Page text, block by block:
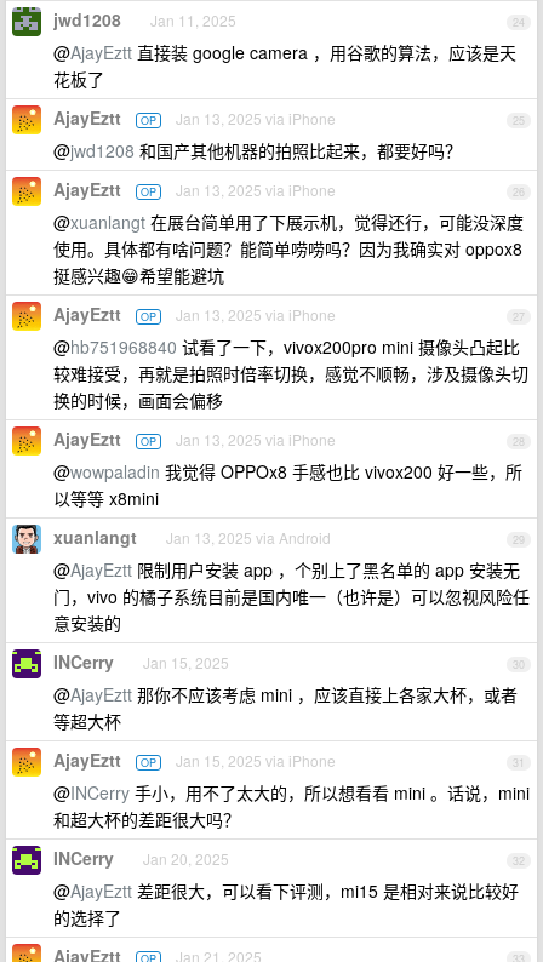
24
jwd1208 Jan 11, 2025
@AjayEztt 直接装 google camera ，用谷歌的算法，应该是天
花板了
25
AjayEztt OP Jan 13, 2025 via iPhone
@jwd1208 和国产其他机器的拍照比起来，都要好吗？
26
AjayEztt OP Jan 13, 2025 via iPhone
@xuanlangt 在展台简单用了下展示机，觉得还行，可能没深度
使用。具体都有啥问题？能简单唠唠吗？因为我确实对 oppox8
挺感兴趣😁希望能避坑
27
AjayEztt OP Jan 13, 2025 via iPhone
@hb751968840 试看了一下，vivox200pro mini 摄像头凸起比
较难接受，再就是拍照时倍率切换，感觉不顺畅，涉及摄像头切
换的时候，画面会偏移
28
AjayEztt OP Jan 13, 2025 via iPhone
@wowpaladin 我觉得 OPPOx8 手感也比 vivox200 好一些，所
以等等 x8mini
29
xuanlangt Jan 13, 2025 via Android
@AjayEztt 限制用户安装 app ，个别上了黑名单的 app 安装无
门，vivo 的橘子系统目前是国内唯一（也许是）可以忽视风险任
意安装的
30
INCerry Jan 15, 2025
@AjayEztt 那你不应该考虑 mini ，应该直接上各家大杯，或者
等超大杯
31
AjayEztt OP Jan 15, 2025 via iPhone
@INCerry 手小，用不了太大的，所以想看看 mini 。话说，mini
和超大杯的差距很大吗？
32
INCerry Jan 20, 2025
@AjayEztt 差距很大，可以看下评测，mi15 是相对来说比较好
的选择了
AjayEztt Jan 21, 2025